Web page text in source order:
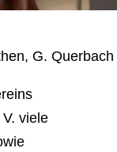
G.
viele